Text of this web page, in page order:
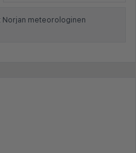
Norjan meteorologinen